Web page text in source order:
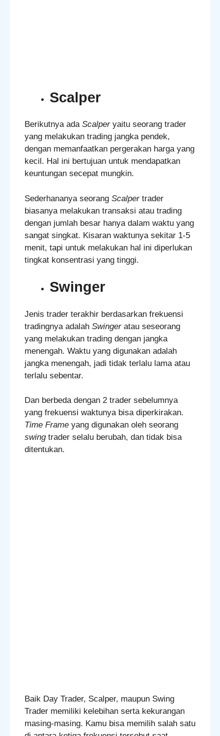
Scalper
Berikutnya ada Scalperyaitu seorang trader
yang melakukan trading jangka pendek,
dengan memanfaatkan pergerakan harga yang
kecil. Hal ini bertujuan untuk mendapatkan
keuntungan secepat mungkin.
Sederhananya seorang Scalpertrader
biasanya melakukan transaksi atau trading
dengan jumlah besar hanya dalam waktu yang
sangat singkat. Kisaran waktunya sekitar 1-5
menit, tapi untuk melakukan hal ini diperlukan
tingkat konsentrasi yang tinggi.
Swinger
Jenis trader terakhir berdasarkan frekuensi
tradingnya adalah Swingeratau seseorang
yang melakukan trading dengan jangka
menengah. Waktu yang digunakan adalah
jangka menengah, jadi tidak terlalu lama atau
terlalu sebentar.
Dan berbeda dengan 2 trader sebelumnya
yang frekuensi waktunya bisa diperkirakan.
Time Frame yang digunakan oleh seorang
swingtrader selalu berubah, dan tidak bisa
ditentukan.
Baik Day Trader, Scalper, maupun Swing
Trader memiliki kelebihan serta kekurangan
masing-masing. Kamu bisa memilih salah satu